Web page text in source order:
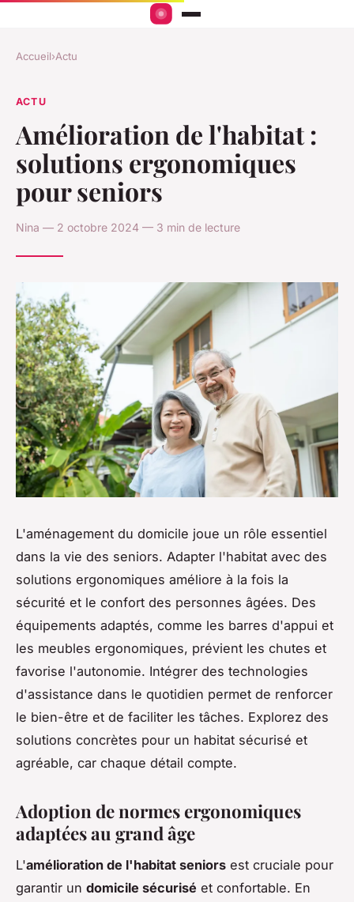
Accueil›Actu
ACTU
Amélioration de l'habitat :
solutions ergonomiques
pour seniors
Nina — 2 octobre 2024 — 3 min de lecture
L'aménagement du domicile joue un rôle essentiel
dans la vie des seniors. Adapter l'habitat avec des
solutions ergonomiques améliore à la fois la
sécurité et le confort des personnes âgées. Des
équipements adaptés, comme les barres d'appui et
les meubles ergonomiques, prévient les chutes et
favorise l'autonomie. Intégrer des technologies
d'assistance dans le quotidien permet de renforcer
le bien-être et de faciliter les tâches. Explorez des
solutions concrètes pour un habitat sécurisé et
agréable, car chaque détail compte.
Adoption de normes ergonomiques
adaptées au grand âge
L'amélioration de l'habitat seniors est cruciale pour
garantir un domicile sécurisé et confortable. En